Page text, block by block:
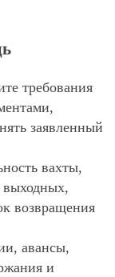
требования
заявленный
вахты,
выходных,
возвращения
авансы,
и